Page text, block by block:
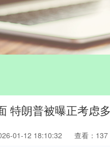
特朗普被曝正考虑
01-12 18:10:32 查看：137